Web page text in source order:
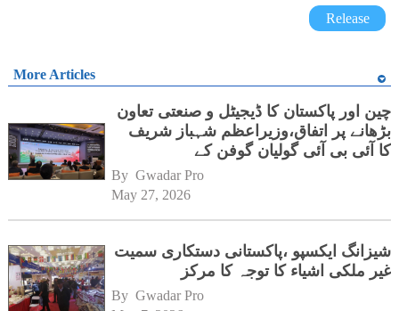
Release
More Articles
چین اور پاکستان کا ڈیجیٹل و صنعتی تعاون
بڑھانے پر اتفاق،وزیراعظم شہباز شریف
کا آئی بی آئی گولیان گوفن کے
By Gwadar Pro
May 27, 2026
شیزانگ ایکسپو ،پاکستانی دستکاری سمیت
غیر ملکی اشیاء کا توجہ کا مرکز
By Gwadar Pro